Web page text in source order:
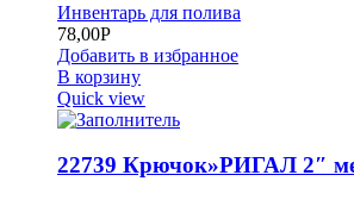
Инвентарь для полива
78,00Р
Добавить в избранное
В корзину
Quick view
22739 Крючок»РИГАЛ 2″